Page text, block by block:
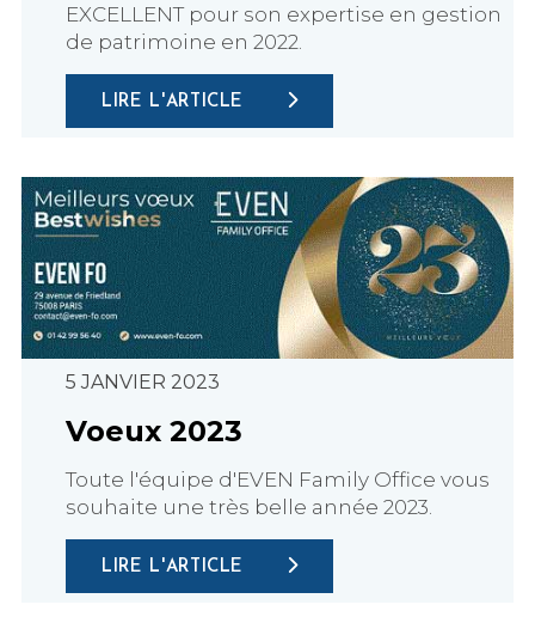
EXCELLENT pour son expertise en gestion
de patrimoine en 2022.
LIRE L'ARTICLE
5 JANVIER 2023
Voeux 2023
Toute l'équipe d'EVEN Family Office vous
souhaite une très belle année 2023.
LIRE L'ARTICLE